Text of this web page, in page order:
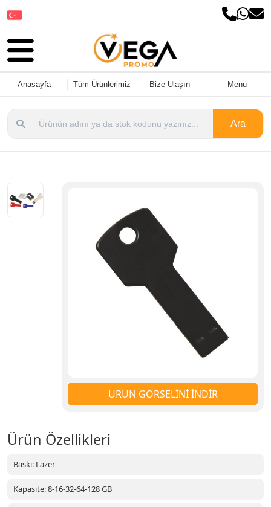
Anasayfa Tüm Ürünlerimiz Bize Ulaşın Menü
Ara
ÜRÜN GÖRSELİNİ İNDİR
Ürün Özellikleri
Baskı: Lazer
Kapasite: 8-16-32-64-128 GB